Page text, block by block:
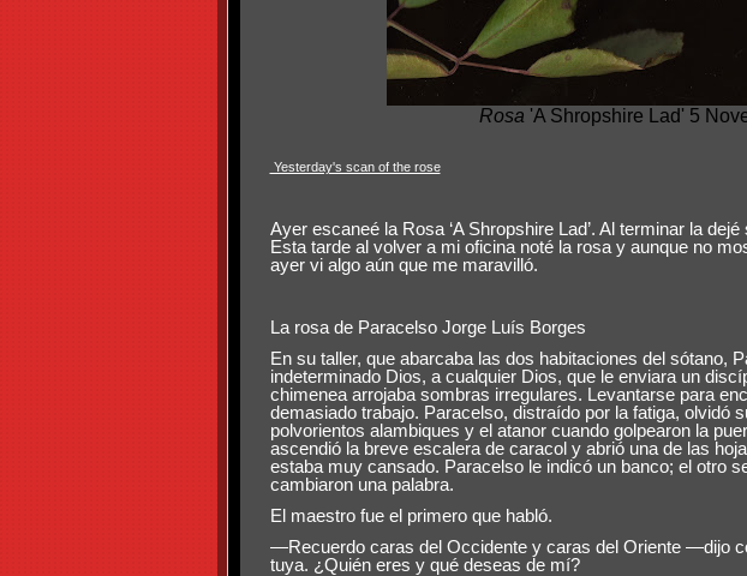
Rosa 'A Shropshire Lad' 5
Yesterday's scan of the rose
Ayer escaneé la Rosa ‘A Shropshire Lad’. Al terminar la
Esta tarde al volver a mi oficina noté la rosa y aunque no
ayer vi algo aún que me maravilló.
La rosa de Paracelso Jorge Luís Borges
En su taller, que abarcaba las dos habitaciones del sótano,
indeterminado Dios, a cualquier Dios, que le enviara un
chimenea arrojaba sombras irregulares. Levantarse para
demasiado trabajo. Paracelso, distraído por la fatiga, olvidó
polvorientos alambiques y el atanor cuando golpearon la
ascendió la breve escalera de caracol y abrió una de las
estaba muy cansado. Paracelso le indicó un banco; el otro
cambiaron una palabra.
El maestro fue el primero que habló.
—Recuerdo caras del Occidente y caras del Oriente —dijo
tuya. ¿Quién eres y qué deseas de mí?